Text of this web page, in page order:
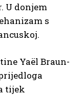
U donjem
s
Yaël Braun-
tijek